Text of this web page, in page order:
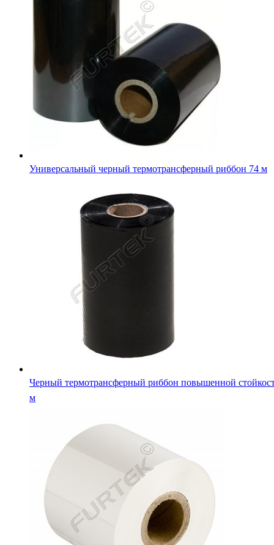
Универсальный черный термотрансферный риббон 74 м
Черный термотрансферный риббон повышенной
м